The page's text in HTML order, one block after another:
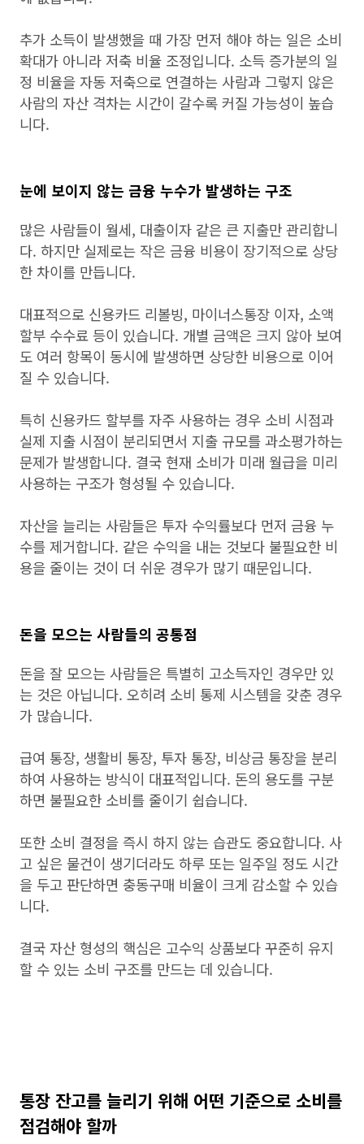
추가 소득이 발생했을 때 가장 먼저 해야 하는 일은 소비
확대가 아니라 저축 비율 조정입니다. 소득 증가분의 일
정 비율을 자동 저축으로 연결하는 사람과 그렇지 않은
사람의 자산 격차는 시간이 갈수록 커질 가능성이 높습
니다.
눈에 보이지 않는 금융 누수가 발생하는 구조
많은 사람들이 월세, 대출이자 같은 큰 지출만 관리합니
다. 하지만 실제로는 작은 금융 비용이 장기적으로 상당
한 차이를 만듭니다.
대표적으로 신용카드 리볼빙, 마이너스통장 이자, 소액
할부 수수료 등이 있습니다. 개별 금액은 크지 않아 보여
도 여러 항목이 동시에 발생하면 상당한 비용으로 이어
질 수 있습니다.
특히 신용카드 할부를 자주 사용하는 경우 소비 시점과
실제 지출 시점이 분리되면서 지출 규모를 과소평가하는
문제가 발생합니다. 결국 현재 소비가 미래 월급을 미리
사용하는 구조가 형성될 수 있습니다.
자산을 늘리는 사람들은 투자 수익률보다 먼저 금융 누
수를 제거합니다. 같은 수익을 내는 것보다 불필요한 비
용을 줄이는 것이 더 쉬운 경우가 많기 때문입니다.
돈을 모으는 사람들의 공통점
돈을 잘 모으는 사람들은 특별히 고소득자인 경우만 있
는 것은 아닙니다. 오히려 소비 통제 시스템을 갖춘 경우
가 많습니다.
급여 통장, 생활비 통장, 투자 통장, 비상금 통장을 분리
하여 사용하는 방식이 대표적입니다. 돈의 용도를 구분
하면 불필요한 소비를 줄이기 쉽습니다.
또한 소비 결정을 즉시 하지 않는 습관도 중요합니다. 사
고 싶은 물건이 생기더라도 하루 또는 일주일 정도 시간
을 두고 판단하면 충동구매 비율이 크게 감소할 수 있습
니다.
결국 자산 형성의 핵심은 고수익 상품보다 꾸준히 유지
할 수 있는 소비 구조를 만드는 데 있습니다.
통장 잔고를 늘리기 위해 어떤 기준으로 소비를
점검해야 할까